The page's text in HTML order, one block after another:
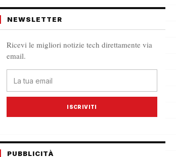
NEWSLETTER
Ricevi le migliori notizie tech direttamente via
email.
ISCRIVITI
PUBBLICITÀ